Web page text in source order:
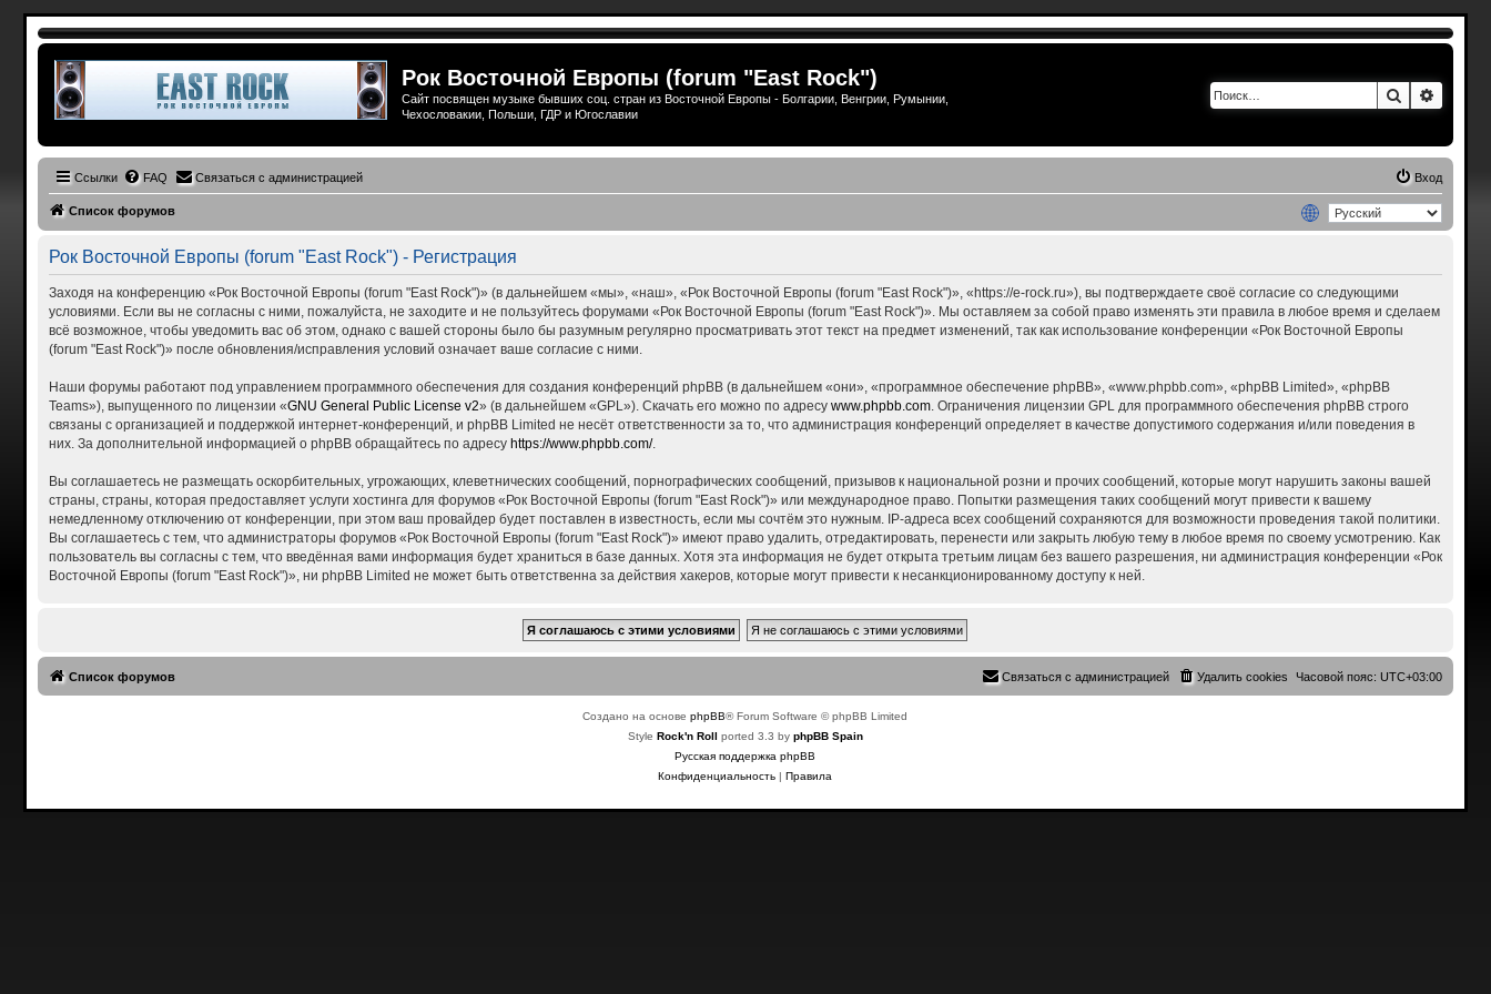
Рок Восточной Европы (forum "East Rock")
Сайт посвящен музыке бывших соц. стран из Восточной Европы - Болгарии, Венгрии, Румынии,
Чехословакии, Польши, ГДР и Югославии
Поиск
Ссылки FAQ Связаться с администрацией Вход
Список форумов
Рок Восточной Европы (forum "East Rock") - Регистрация
Заходя на конференцию «Рок Восточной Европы (forum "East Rock")» (в дальнейшем «мы», «наш», «Рок Восточной Европы (forum "East Rock")», «https://e-rock.ru»), вы подтверждаете своё согласие со следующими
условиями. Если вы не согласны с ними, пожалуйста, не заходите и не пользуйтесь форумами «Рок Восточной Европы (forum "East Rock")». Мы оставляем за собой право изменять эти правила в любое время и сделаем
всё возможное, чтобы уведомить вас об этом, однако с вашей стороны было бы разумным регулярно просматривать этот текст на предмет изменений, так как использование конференции «Рок Восточной Европы
(forum "East Rock")» после обновления/исправления условий означает ваше согласие с ними.
Наши форумы работают под управлением программного обеспечения для создания конференций phpBB (в дальнейшем «они», «программное обеспечение phpBB», «www.phpbb.com», «phpBB Limited», «phpBB
Teams»), выпущенного по лицензии «GNU General Public License v2» (в дальнейшем «GPL»). Скачать его можно по адресу www.phpbb.com. Ограничения лицензии GPL для программного обеспечения phpBB строго
связаны с организацией и поддержкой интернет-конференций, и phpBB Limited не несёт ответственности за то, что администрация конференций определяет в качестве допустимого содержания и/или поведения в
них. За дополнительной информацией о phpBB обращайтесь по адресу https://www.phpbb.com/.
Вы соглашаетесь не размещать оскорбительных, угрожающих, клеветнических сообщений, порнографических сообщений, призывов к национальной розни и прочих сообщений, которые могут нарушить законы вашей
страны, страны, которая предоставляет услуги хостинга для форумов «Рок Восточной Европы (forum "East Rock")» или международное право. Попытки размещения таких сообщений могут привести к вашему
немедленному отключению от конференции, при этом ваш провайдер будет поставлен в известность, если мы сочтём это нужным. IP-адреса всех сообщений сохраняются для возможности проведения такой политики.
Вы соглашаетесь с тем, что администраторы форумов «Рок Восточной Европы (forum "East Rock")» имеют право удалить, отредактировать, перенести или закрыть любую тему в любое время по своему усмотрению. Как
пользователь вы согласны с тем, что введённая вами информация будет храниться в базе данных. Хотя эта информация не будет открыта третьим лицам без вашего разрешения, ни администрация конференции «Рок
Восточной Европы (forum "East Rock")», ни phpBB Limited не может быть ответственна за действия хакеров, которые могут привести к несанкционированному доступу к ней.
Список форумов Часовой пояс:UTC+03:00
Удалить cookies
Связаться с администрацией
Создано на основеphpBB® Forum Software © phpBB Limited
Style Rock'n Roll ported 3.3 by phpBB Spain
Русская поддержка phpBB
Конфиденциальность |Правила